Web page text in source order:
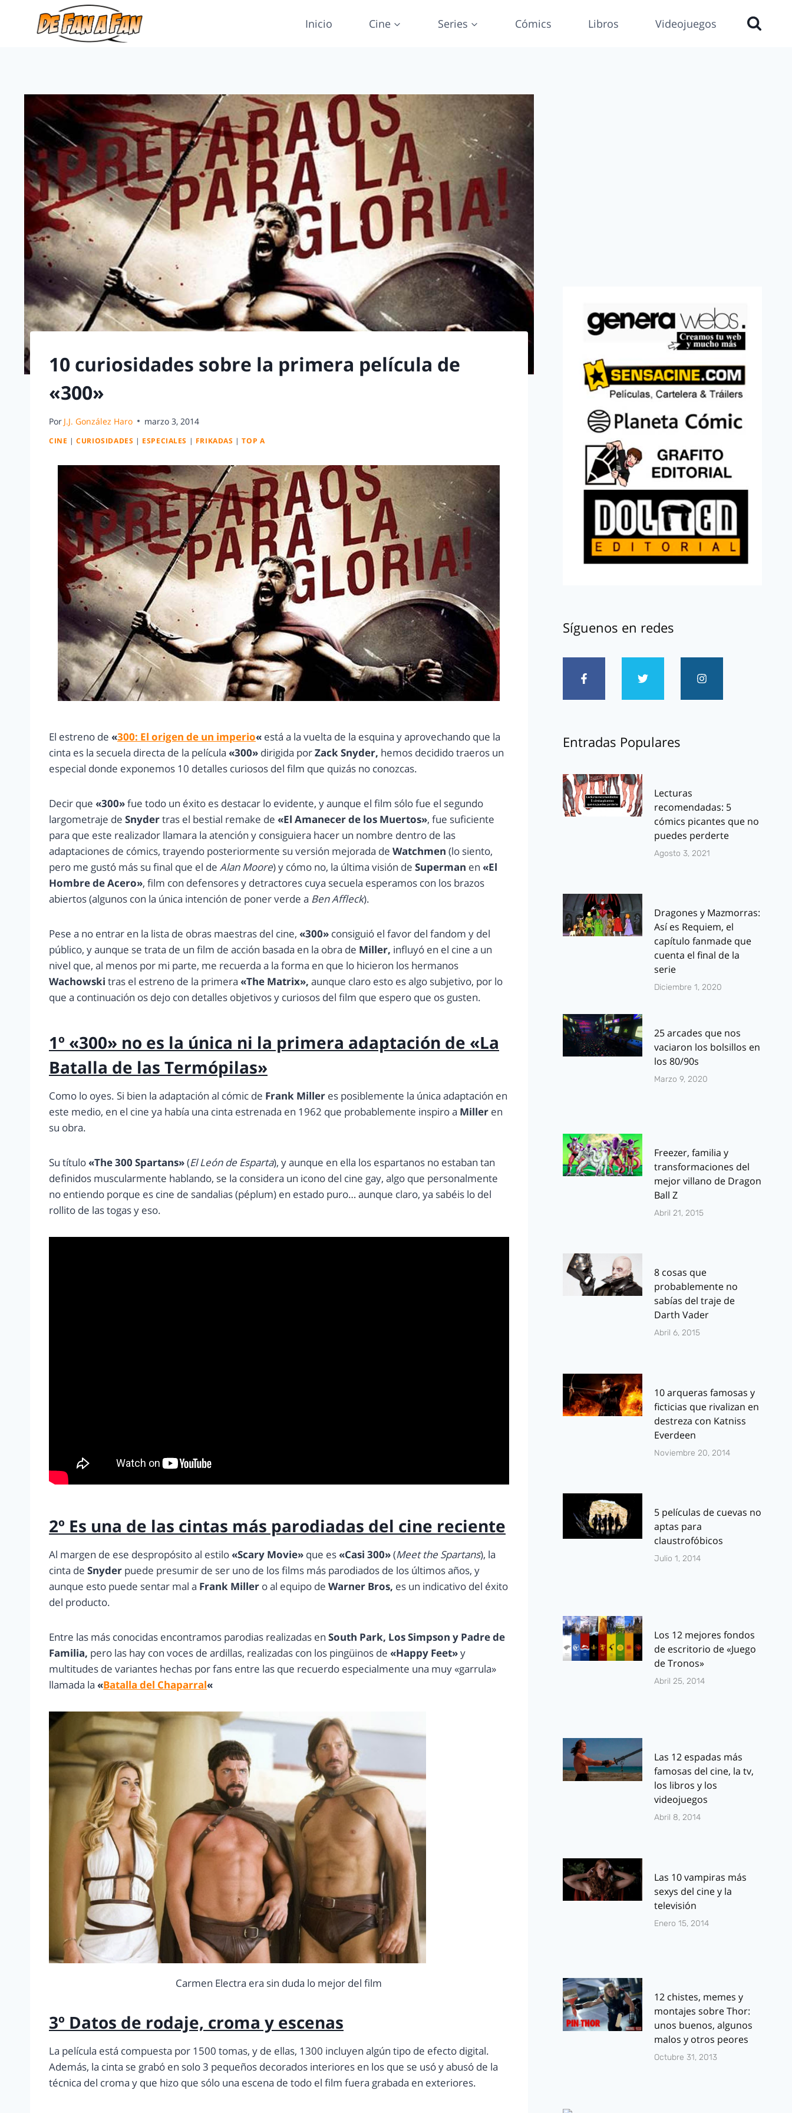
Inicio Cine Series Cómics Libros Videojuegos
10 curiosidades sobre la primera película de
«300»
Por J.J. González Haro marzo 3, 2014
CINE |CURIOSIDADES | ESPECIALES | FRIKADAS |TOP A
El estreno de «300: El origen de un imperio« está a la vuelta de la esquina y aprovechando que la
cinta es la secuela directa de la película «300» dirigida porZack Snyder, hemos decidido traeros un
especial donde exponemos 10 detalles curiosos del film que quizás no conozcas.
Decir que «300»fue todo un éxito es destacar lo evidente, y aunque el film sólo fue el segundo
largometraje de Snydertras el bestial remake de «El Amanecer de los Muertos», fue suficiente
para que este realizador llamara la atención y consiguiera hacer un nombre dentro de las
adaptaciones de cómics, trayendo posteriormente su versión mejorada de Watchmen (lo siento,
pero me gustó más su final que el de Alan Moore) y cómo no, la última visión de Superman en «El
Hombre de Acero», film con defensores y detractores cuya secuela esperamos con los brazos
abiertos (algunos con la única intención de poner verde a Ben Affleck).
Pese a no entrar en la lista de obras maestras del cine, «300» consiguió el favor del fandom y del
público, y aunque se trata de un film de acción basada en la obra de Miller, influyó en el cine a un
nivel que, al menos por mi parte, me recuerda a la forma en que lo hicieron los hermanos
Wachowski tras el estreno de la primera «The Matrix», aunque claro esto es algo subjetivo, por lo
que a continuación os dejo con detalles objetivos y curiosos del film que espero que os gusten.
1º «300» no es la única ni la primera adaptación de «La
Batalla de las Termópilas»
Como lo oyes. Si bien la adaptación al cómic de Frank Miller es posiblemente la única adaptación en
este medio, en el cine ya había una cinta estrenada en 1962 que probablemente inspiro a Miller en
su obra.
Su título«The 300 Spartans»(El León de Esparta), y aunque en ella los espartanos no estaban tan
definidos muscularmente hablando, se la considera un icono del cine gay, algo que personalmente
no entiendo porque es cine de sandalias (péplum) en estado puro… aunque claro, ya sabéis lo del
rollito de las togas y eso.
2º Es una de las cintas más parodiadas del cine reciente
Al margen de ese despropósito al estilo«Scary Movie» que es«Casi 300»(Meet the Spartans), la
cinta de Snyder puede presumir de ser uno de los films más parodiados de los últimos años, y
aunque esto puede sentar mal a Frank Miller o al equipo de Warner Bros, es un indicativo del éxito
del producto.
Entre las más conocidas encontramos parodias realizadas en South Park, Los Simpson y Padre de
Familia, pero las hay con voces de ardillas, realizadas con los pingüinos de «Happy Feet»y
multitudes de variantes hechas por fans entre las que recuerdo especialmente una muy «garrula»
llamada la «Batalla del Chaparral«
Carmen Electra era sin duda lo mejor del film
3º Datos de rodaje, croma y escenas
La película está compuesta por 1500 tomas, y de ellas, 1300 incluyen algún tipo de efecto digital.
Además, la cinta se grabó en solo 3 pequeños decorados interiores en los que se usó y abusó de la
técnica del croma y que hizo que sólo una escena de todo el film fuera grabada en exteriores.
Síguenos en redes
Entradas Populares
Lecturas
recomendadas: 5
cómics picantes que no
puedes perderte
Agosto 3, 2021
Dragones y Mazmorras:
Así es Requiem, el
capítulo fanmade que
cuenta el final de la
serie
Diciembre 1, 2020
25 arcades que nos
vaciaron los bolsillos en
los 80/90s
Marzo 9, 2020
Freezer, familia y
transformaciones del
mejor villano de Dragon
Ball Z
Abril 21, 2015
8 cosas que
probablemente no
sabías del traje de
Darth Vader
Abril 6, 2015
10 arqueras famosas y
ficticias que rivalizan en
destreza con Katniss
Everdeen
Noviembre 20, 2014
5 películas de cuevas no
aptas para
claustrofóbicos
Julio 1, 2014
Los 12 mejores fondos
de escritorio de «Juego
de Tronos»
Abril 25, 2014
Las 12 espadas más
famosas del cine, la tv,
los libros y los
videojuegos
Abril 8, 2014
Las 10 vampiras más
sexys del cine y la
televisión
Enero 15, 2014
12 chistes, memes y
montajes sobre Thor:
unos buenos, algunos
malos y otros peores
Octubre 31, 2013